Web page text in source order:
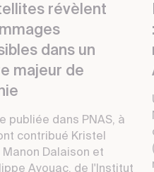
révèlent
dans un
majeur de
publiée dans PNAS, à
contribué Kristel
Manon Dalaison et
Avouac, de l'Institut